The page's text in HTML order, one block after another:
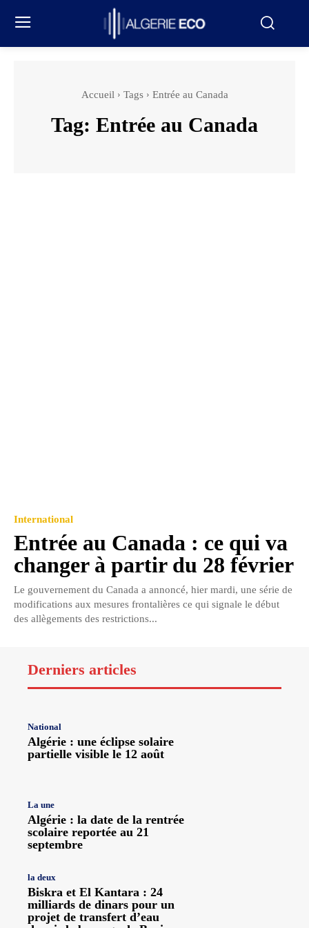
Accueil Tags Entrée au Canada
Tag: Entrée au Canada
International
Entrée au Canada : ce qui va
changer à partir du 28 février
Le gouvernement du Canada a annoncé, hier mardi, une série de
modifications aux mesures frontalières ce qui signale le début
des allègements des restrictions...
Derniers articles
National
Algérie : une éclipse solaire
partielle visible le 12 août
La une
Algérie : la date de la rentrée
scolaire reportée au 21
septembre
la deux
Biskra et El Kantara : 24
milliards de dinars pour un
projet de transfert d’eau